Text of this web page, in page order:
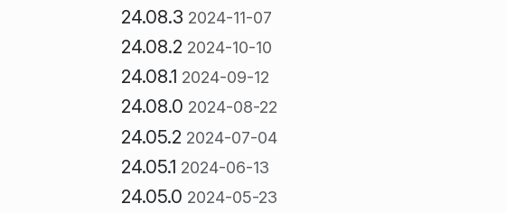
24.08.3 2024-11-07
24.08.2 2024-10-10
24.08.1 2024-09-12
24.08.0 2024-08-22
24.05.2 2024-07-04
24.05.1 2024-06-13
24.05.0 2024-05-23